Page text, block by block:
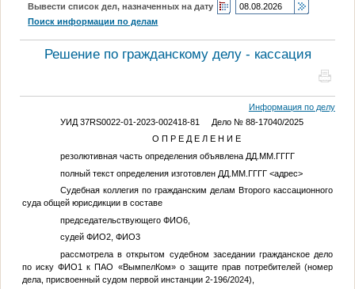
Вывести список дел, назначенных на дату
Поиск информации по делам
Решение по гражданскому делу - кассация
Информация по делу
УИД 37RS0022-01-2023-002418-81 Дело № 88-17040/2025
О П Р Е Д Е Л Е Н И Е
резолютивная часть определения объявлена ДД.ММ.ГГГГ
полный текст определения изготовлен ДД.ММ.ГГГГ <адрес>
Судебная коллегия по гражданским делам Второго кассационного
суда общей юрисдикции в составе
председательствующего ФИО6,
судей ФИО2, ФИО3
рассмотрела в открытом судебном заседании гражданское дело
по искуФИО1 к ПАО «ВымпелКом» о защите прав потребителей (номер
дела, присвоенный судом первой инстанции 2-196/2024),